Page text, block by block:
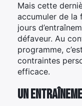
Mais cette
accumuler de la
jours
défaveur. Au
programme,
contraintes
efficace.
Un